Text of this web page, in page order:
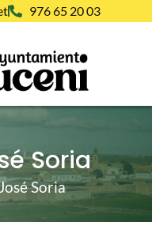
976 65 20 03
Soria
Soria